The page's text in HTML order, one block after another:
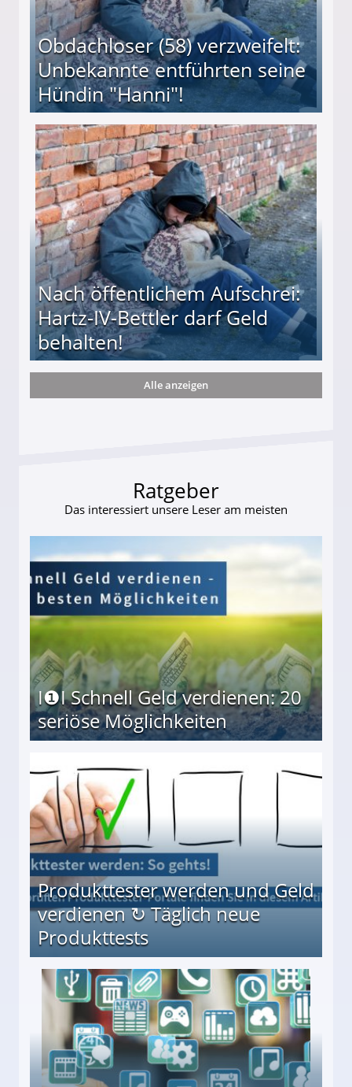
Obdachloser (58) verzweifelt:
Unbekannte entführten seine
Hündin "Hanni"!
entführten seine Hündin "Hanni"!
Nach öffentlichem Aufschrei:
Hartz-IV-Bettler darf Geld
behalten!
darf Geld behalten!
Alle anzeigen
Ratgeber
Das interessiert unsere Leser am meisten
I❶I Schnell Geld verdienen: 20
seriöse Möglichkeiten
Produkttester werden und Geld
verdienen ↻ Täglich neue
Produkttests
↻ Täglich neue Produkttests